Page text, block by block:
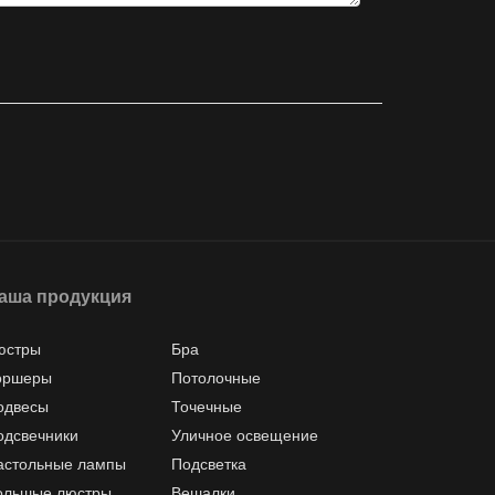
продукция
Бра
Потолочные
Точечные
Уличное освещение
лампы
Подсветка